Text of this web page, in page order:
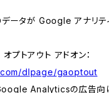
ータが Google アナリ
プトアウト アドオン：
dlpage/gaoptout
Google Analyticsの広告